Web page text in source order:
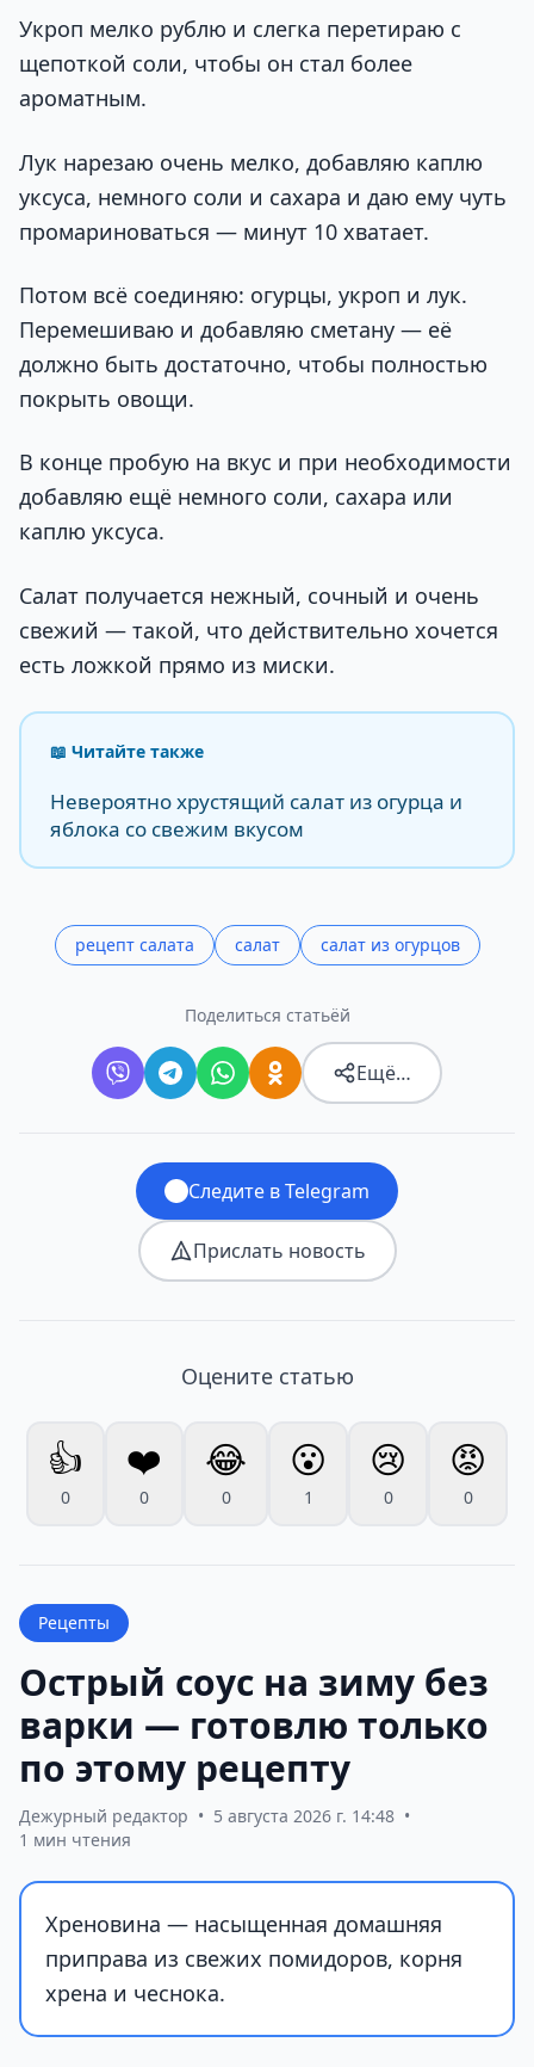
Укроп мелко рублю и слегка перетираю с
щепоткой соли, чтобы он стал более
ароматным.
Лук нарезаю очень мелко, добавляю каплю
уксуса, немного соли и сахара и даю ему чуть
промариноваться — минут 10 хватает.
Потом всё соединяю: огурцы, укроп и лук.
Перемешиваю и добавляю сметану — её
должно быть достаточно, чтобы полностью
покрыть овощи.
В конце пробую на вкус и при необходимости
добавляю ещё немного соли, сахара или
каплю уксуса.
Салат получается нежный, сочный и очень
свежий — такой, что действительно хочется
есть ложкой прямо из миски.
📖 Читайте также
Невероятно хрустящий салат из огурца и
яблока со свежим вкусом
рецепт салата салат салат из огурцов
Поделиться статьёй
Ещё…
Следите в Telegram
Прислать новость
Оцените статью
👍
0
❤️
0
😂
0
😮
1
😢
0
😡
0
Рецепты
Острый соус на зиму без
варки — готовлю только
по этому рецепту
Дежурный редактор • 5 августа 2026 г. 14:48 •
1 мин чтения
Хреновина — насыщенная домашняя
приправа из свежих помидоров, корня
хрена и чеснока.